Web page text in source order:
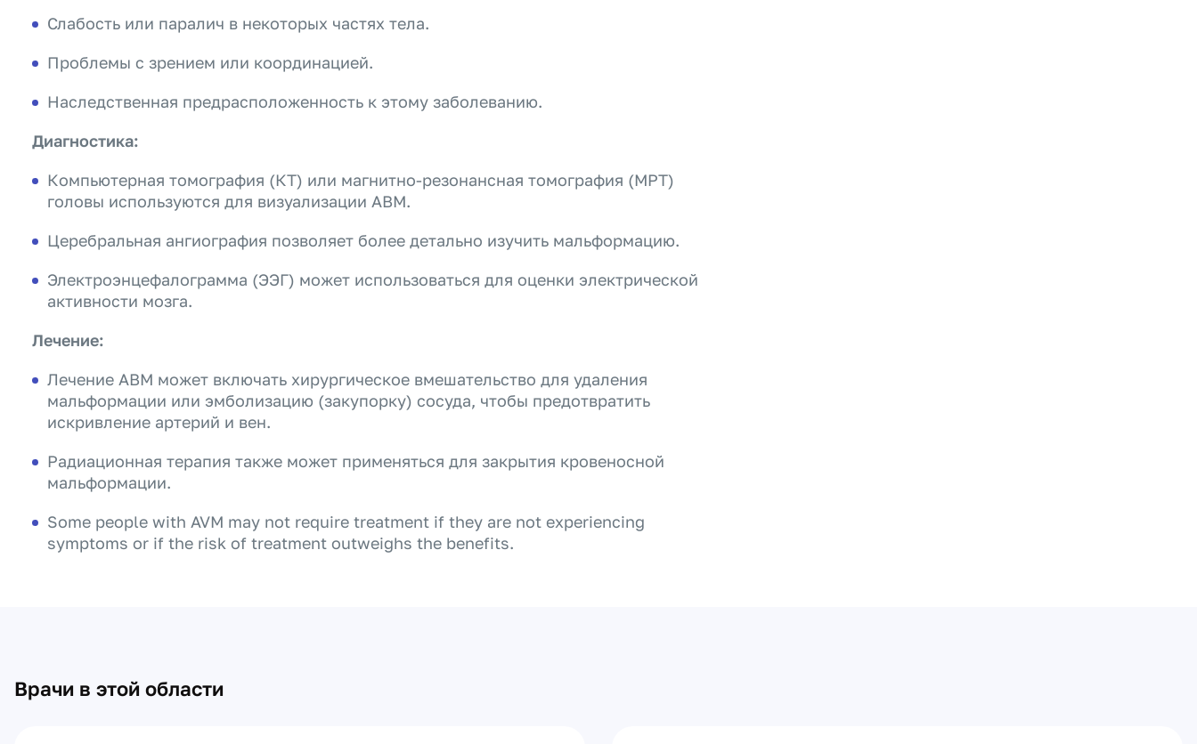
Слабость или паралич в некоторых частях тела.
Проблемы с зрением или координацией.
Наследственная предрасположенность к этому заболеванию.
Диагностика:
Компьютерная томография (КТ) или магнитно-резонансная томография (МРТ)
головы используются для визуализации АВМ.
Церебральная ангиография позволяет более детально изучить мальформацию.
Электроэнцефалограмма (ЭЭГ) может использоваться для оценки электрической
активности мозга.
Лечение:
Лечение АВМ может включать хирургическое вмешательство для удаления
мальформации или эмболизацию (закупорку) сосуда, чтобы предотвратить
искривление артерий и вен.
Радиационная терапия также может применяться для закрытия кровеносной
мальформации.
Some people with AVM may not require treatment if they are not experiencing
symptoms or if the risk of treatment outweighs the benefits.
Врачи в этой области